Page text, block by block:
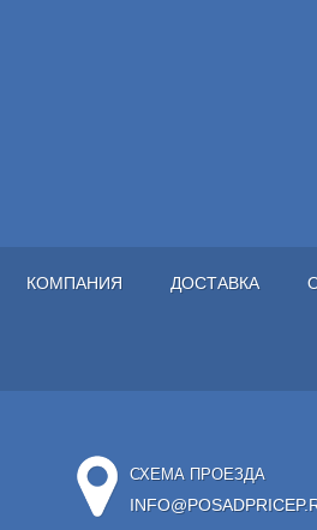
КОМПАНИЯ ДОСТАВКА
СХЕМА ПРОЕЗДА